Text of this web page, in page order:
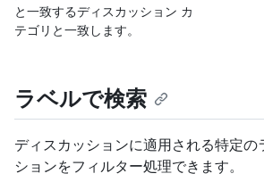
と一致するディスカッション カ
テゴリと一致します。
ラベルで検索
ディスカッションに適用される特定の
ションをフィルター処理できます。